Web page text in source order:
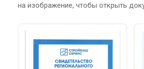
на изображение, чтобы открыть